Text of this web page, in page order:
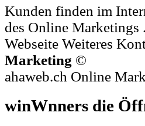
Kunden finden im
des Online Marketings
Webseite Weiteres
Marketing ©
ahaweb.ch Online
winWnners die